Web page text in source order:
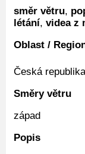
směr větru,
létání, videa z
Oblast /
Česká
Směry větru
západ
Popis